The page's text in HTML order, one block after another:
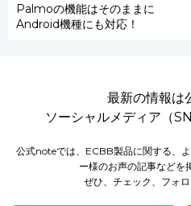
Palmoの機能はそのままに
Android機種にも対応！
最新の情報
ソーシャルメディア（
公式noteでは、ECBB製品に関する、
ー様のお声の記事などを
ぜひ、チェック、フォ